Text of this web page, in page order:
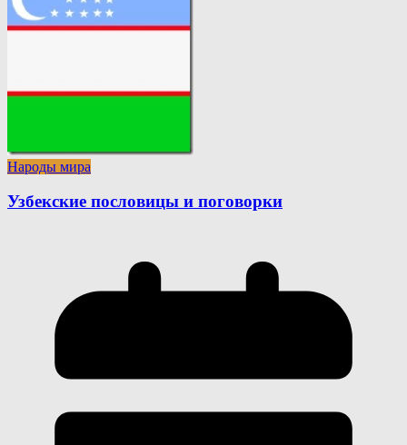
Народы мира
Узбекские пословицы и поговорки